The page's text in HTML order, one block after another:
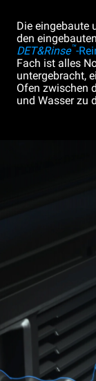
Die eingebaute
den eingebauten
DET&Rinse™-
Fach ist alles
untergebracht,
Ofen zwischen
und Wasser zu